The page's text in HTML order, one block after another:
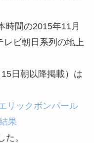
時間の2015年11月
レビ朝日系列の地上
日朝以降掲載）は
リックボンパール
果
。